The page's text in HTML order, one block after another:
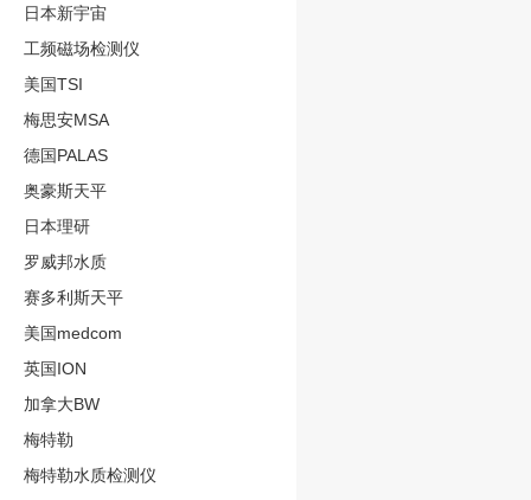
日本新宇宙
工频磁场检测仪
美国TSI
梅思安MSA
德国PALAS
奥豪斯天平
日本理研
罗威邦水质
赛多利斯天平
美国medcom
英国ION
加拿大BW
梅特勒
梅特勒水质检测仪